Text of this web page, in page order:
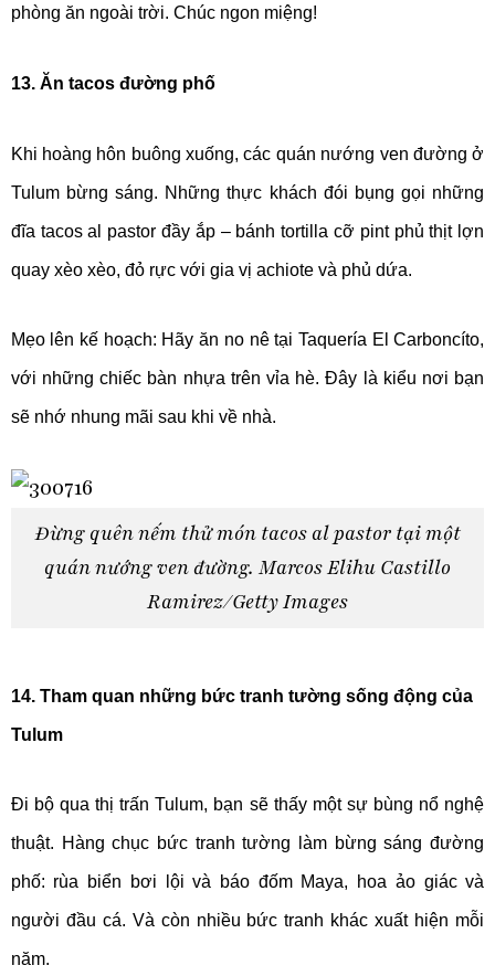
phòng ăn ngoài trời. Chúc ngon miệng!
13. Ăn tacos đường phố
Khi hoàng hôn buông xuống, các quán nướng ven đường ở
Tulum bừng sáng. Những thực khách đói bụng gọi những
đĩa tacos al pastor đầy ắp – bánh tortilla cỡ pint phủ thịt lợn
quay xèo xèo, đỏ rực với gia vị achiote và phủ dứa.
Mẹo lên kế hoạch: Hãy ăn no nê tại Taquería El Carboncíto,
với những chiếc bàn nhựa trên vỉa hè. Đây là kiểu nơi bạn
sẽ nhớ nhung mãi sau khi về nhà.
Đừng quên nếm thử món tacos al pastor tại một
quán nướng ven đường. Marcos Elihu Castillo
Ramirez/Getty Images
14. Tham quan những bức tranh tường sống động của
Tulum
Đi bộ qua thị trấn Tulum, bạn sẽ thấy một sự bùng nổ nghệ
thuật. Hàng chục bức tranh tường làm bừng sáng đường
phố: rùa biển bơi lội và báo đốm Maya, hoa ảo giác và
người đầu cá. Và còn nhiều bức tranh khác xuất hiện mỗi
năm.